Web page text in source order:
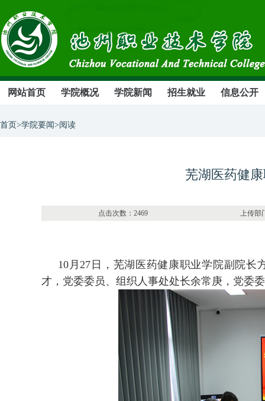
网站首页 学院概况 学院新闻 招生就业 信息公开
首页>学院要闻>阅读
芜湖医药健
点击次数：2469 上传部门：
10月27日，芜湖医药健康职业学院副院
才，党委委员、组织人事处处长余常庚，党委